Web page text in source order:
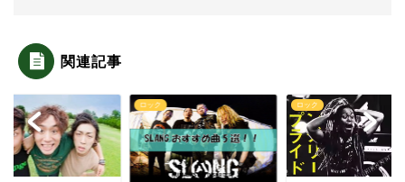
関連記事
ロック ロック